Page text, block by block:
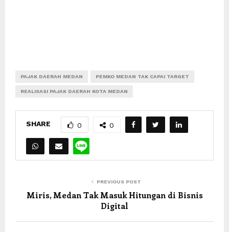
PAJAK DAERAH MEDAN PEMKO MEDAN TAK CAPAI TARGET
REALISASI PAJAK DAERAH KOTA MEDAN
SHARE 0 0
PREVIOUS POST
Miris, Medan Tak Masuk Hitungan di Bisnis
Digital